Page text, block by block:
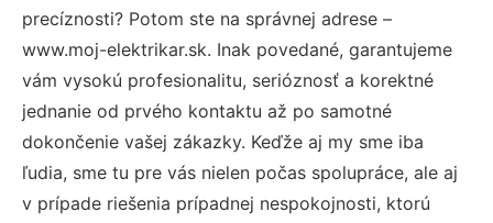
precíznosti? Potom ste na správnej adrese –
www.moj-elektrikar.sk. Inak povedané, garantujeme
vám vysokú profesionalitu, serióznosť a korektné
jednanie od prvého kontaktu až po samotné
dokončenie vašej zákazky. Keďže aj my sme iba
ľudia, sme tu pre vás nielen počas spolupráce, ale aj
v prípade riešenia prípadnej nespokojnosti, ktorú